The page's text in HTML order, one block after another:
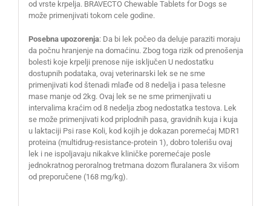
od vrste krpelja. BRAVECTO Chewable Tablets for Dogs se
može primenjivati tokom cele godine.
Posebna upozorenja: Da bi lek počeo da deluje paraziti moraju
da počnu hranjenje na domaćinu. Zbog toga rizik od prenošenja
bolesti koje krpelji prenose nije isključen U nedostatku
dostupnih podataka, ovaj veterinarski lek se ne sme
primenjivati kod štenadi mlađe od 8 nedelja i pasa telesne
mase manje od 2kg. Ovaj lek se ne sme primenjivati u
intervalima kraćim od 8 nedelja zbog nedostatka testova. Lek
se može primenjivati kod priplodnih pasa, gravidnih kuja i kuja
u laktaciji Psi rase Koli, kod kojih je dokazan poremećaj MDR1
proteina (multidrug-resistance-protein 1), dobro tolerišu ovaj
lek i ne ispoljavaju nikakve kliničke poremećaje posle
jednokratnog peroralnog tretmana dozom fluralanera 3x višom
od preporučene (168 mg/kg).